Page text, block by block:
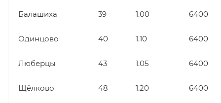
Балашиха 39 1.00 6400
Одинцово 40 1.10 6400
Люберцы 43 1.05 6400
Щёлково 48 1.20 6400